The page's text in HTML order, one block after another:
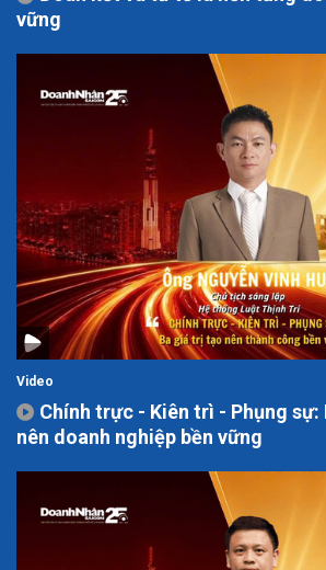
vững
Video
Chính trực - Kiên trì - Phụng
nên doanh nghiệp bền vững